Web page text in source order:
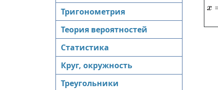
Тригонометрия
Теория вероятностей
Статистика
Круг, окружность
Треугольники
x